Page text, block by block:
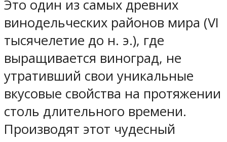
Это один из самых древних
винодельческих районов мира (VI
тысячелетие до н. э.), где
выращивается виноград, не
утративший свои уникальные
вкусовые свойства на протяжении
столь длительного времени.
Производят этот чудесный